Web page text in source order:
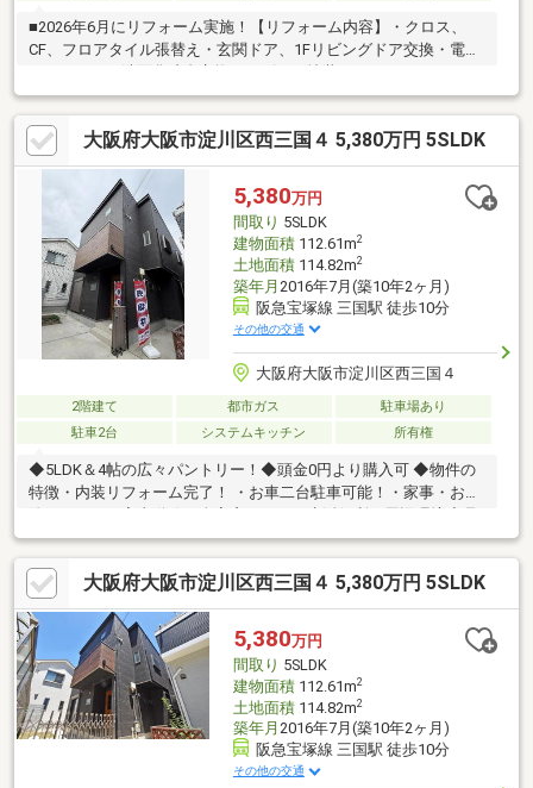
■2026年6月にリフォーム実施！【リフォーム内容】・クロス、
CF、フロアタイル張替え・玄関ドア、1Fリビングドア交換・電動
グなど。■『神崎川（なにわ自転車道）』徒歩11分！散策やジョ
ギングも楽しめる住環境！■2016年7月築の2階建て！■5LDKのゆ
とりあるファミリープラン！■リビング階段！会話の増える間取
り！■全居室収納付き！収納豊富な“片付く”間取り！■大型納戸＋
屋根裏収納で収納力◎！■水回りを1階に集約した家事ラク動線！
■各所に採光面複数！■敷地内車2台駐車可能！（車種による）
大阪府大阪市淀川区西三国４ 5,380万円 5SLDK
5,380万円
間取り 5SLDK
建物面積112.61m2
土地面積114.82m2
築年月 2016年7月(築10年2ヶ月)
阪急宝塚線 三国駅 徒歩10分
その他の交通
大阪府大阪市淀川区西三国４
2階建て 都市ガス
駐車場あり
駐車2台
システムキッチン 所有権
◆5LDK＆4帖の広々パントリー！◆頭金0円より購入可 ◆物件の
特徴・内装リフォーム完了！ ・お車二台駐車可能！・家事・お掃
除ラクラクの家事動線・全室窓あり！・生活便利な周辺環境◆見
るだけ大歓迎◆接客対応品質に自信があり◆ご相談だけでも承り
ます◆夜間早朝対応可能◆無料送迎可
◇―◇―◇―◇―◇―◇―◇―◇―◇―◇―◇「購入するか分からな
いけど見るだけ見たい」「家を見るのが初めてで不安」「他社の
物件もまとめて見てみたい」等 ご購入をご検討中のお客様にとっ
て、より良い条件でご購入頂く為に精一杯サポート致します！不
動産の事なら何でもお気軽にご相談下さい！
大阪府大阪市淀川区西三国４ 5,380万円 5SLDK
5,380万円
間取り 5SLDK
建物面積112.61m2
土地面積114.82m2
築年月 2016年7月(築10年2ヶ月)
阪急宝塚線 三国駅 徒歩10分
その他の交通